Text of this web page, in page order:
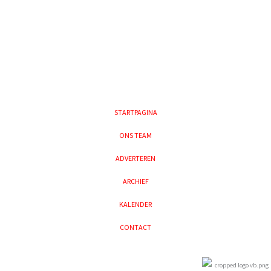
STARTPAGINA
ONS TEAM
ADVERTEREN
ARCHIEF
KALENDER
CONTACT